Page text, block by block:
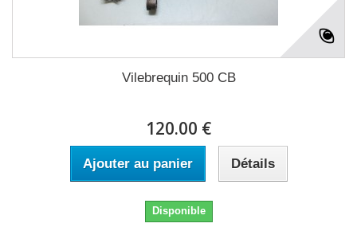
Vilebrequin 500 CB
120.00 €
Ajouter au panier Détails
Disponible